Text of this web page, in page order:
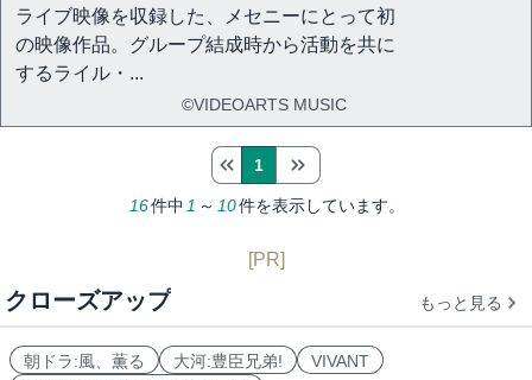
ライブ映像を収録した、メセニーにとって初
の映像作品。グループ結成時から活動を共に
するライル・...
©VIDEOARTS MUSIC
16件中 1 ～ 10件を表示しています。
1
[PR]
クローズアップ もっと見る
朝ドラ:風、薫る 大河:豊臣兄弟!
VIVANT